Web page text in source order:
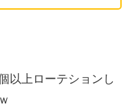
以上ローテションし